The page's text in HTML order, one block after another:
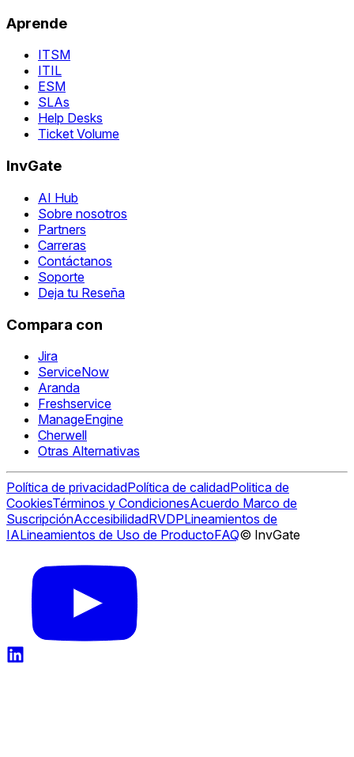
Aprende
ITSM
ITIL
ESM
SLAs
Help Desks
Ticket Volume
InvGate
AI Hub
Sobre nosotros
Partners
Carreras
Contáctanos
Soporte
Deja tu Reseña
Compara con
Jira
ServiceNow
Aranda
Freshservice
ManageEngine
Cherwell
Otras Alternativas
Política de privacidadPolítica de calidadPolitica de
CookiesTérminos y CondicionesAcuerdo Marco de
SuscripciónAccesibilidadRVDPLineamientos de
IALineamientos de Uso de ProductoFAQ© InvGate